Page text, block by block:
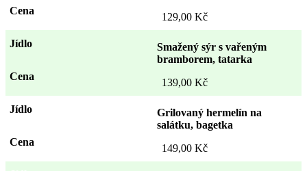
129,00 Kč
Smažený sýr s vařeným
bramborem, tatarka
139,00 Kč
Grilovaný hermelín na
salátku, bagetka
149,00 Kč